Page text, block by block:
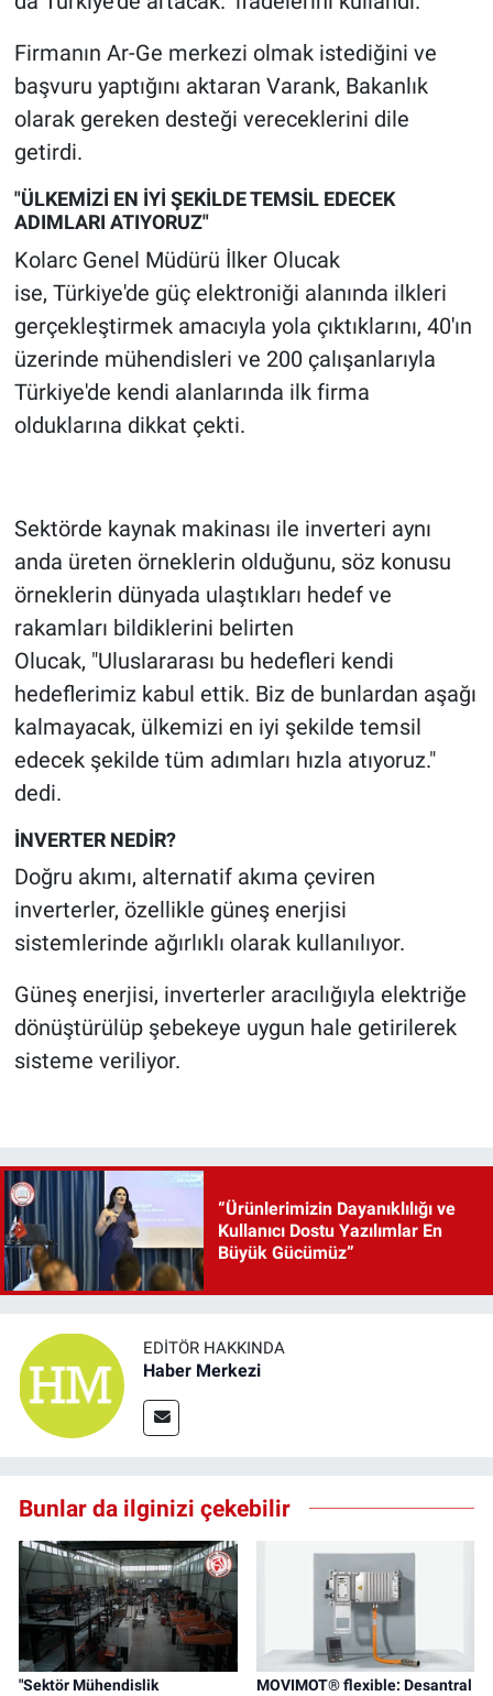
Firmanın Ar-Ge merkezi olmak istediğini ve
başvuru yaptığını aktaran Varank, Bakanlık
olarak gereken desteği vereceklerini dile
getirdi.
"ÜLKEMİZİ EN İYİ ŞEKİLDE TEMSİL EDECEK
ADIMLARI ATIYORUZ"
Kolarc Genel Müdürü İlker Olucak
ise, Türkiye'de güç elektroniği alanında ilkleri
gerçekleştirmek amacıyla yola çıktıklarını, 40'ın
üzerinde mühendisleri ve 200 çalışanlarıyla
Türkiye'de kendi alanlarında ilk firma
olduklarına dikkat çekti.
Sektörde kaynak makinası ile inverteri aynı
anda üreten örneklerin olduğunu, söz konusu
örneklerin dünyada ulaştıkları hedef ve
rakamları bildiklerini belirten
Olucak, "Uluslararası bu hedefleri kendi
hedeflerimiz kabul ettik. Biz de bunlardan aşağı
kalmayacak, ülkemizi en iyi şekilde temsil
edecek şekilde tüm adımları hızla atıyoruz."
dedi.
İNVERTER NEDİR?
Doğru akımı, alternatif akıma çeviren
inverterler, özellikle güneş enerjisi
sistemlerinde ağırlıklı olarak kullanılıyor.
Güneş enerjisi, inverterler aracılığıyla elektriğe
dönüştürülüp şebekeye uygun hale getirilerek
sisteme veriliyor.
“Ürünlerimizin Dayanıklılığı ve
Kullanıcı Dostu Yazılımlar En
Büyük Gücümüz”
EDITÖR HAKKINDA
Haber Merkezi
Bunlar da ilginizi çekebilir
"Sektör Mühendislik
MOVIMOT® flexible: Desantral